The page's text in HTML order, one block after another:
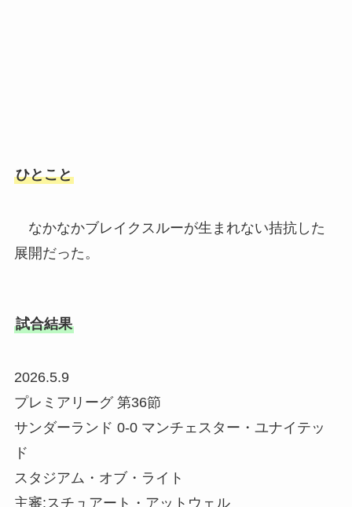
ひとこと
なかなかブレイクスルーが生まれない拮抗した
展開だった。
試合結果
2026.5.9
プレミアリーグ 第36節
サンダーランド 0-0 マンチェスター・ユナイテッ
ド
スタジアム・オブ・ライト
主審:スチュアート・アットウェル